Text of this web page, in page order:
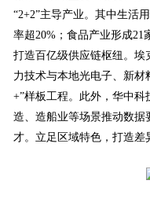
“2+2”主导产业。其中生活
率超20%；食品产业形成21
打造百亿级供应链枢纽。
力技术与本地光电子、新材
+”样板工程。此外，华中
造、造船业等场景推动数据
才。立足区域特色，打造差